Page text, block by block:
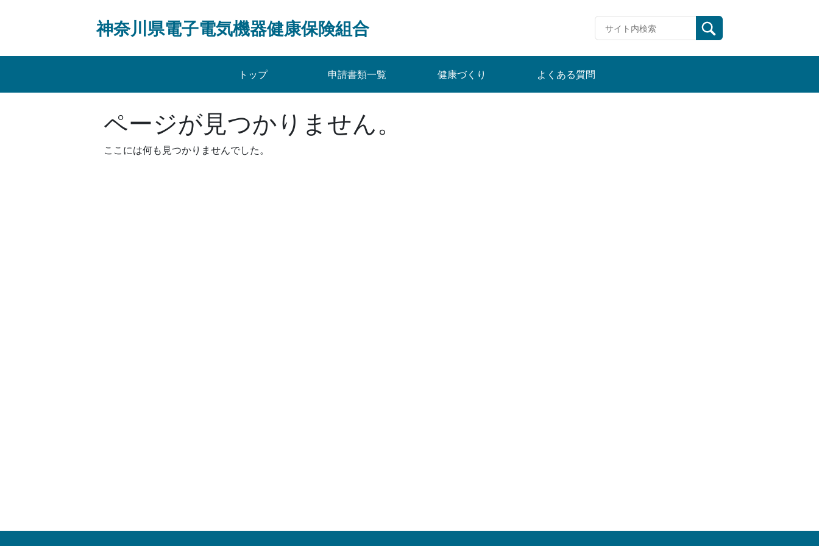
神奈川県電子電気機器健康保険組合
トップ 申請書類一覧 健康づくり よくある質問
ページが見つかりません。
ここには何も見つかりませんでした。